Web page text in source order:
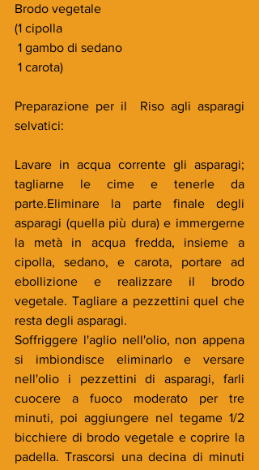
Brodo vegetale
(1 cipolla
1 gambo di sedano
1 carota)
Preparazione per il  Riso agli asparagi
selvatici:
Lavare in acqua corrente gli asparagi;
tagliarne le cime e tenerle da
parte.Eliminare la parte finale degli
asparagi (quella più dura) e immergerne
la metà in acqua fredda, insieme a
cipolla, sedano, e carota, portare ad
ebollizione e realizzare il brodo
vegetale. Tagliare a pezzettini quel che
resta degli asparagi.
Soffriggere l'aglio nell'olio, non appena
si imbiondisce eliminarlo e versare
nell'olio i pezzettini di asparagi, farli
cuocere a fuoco moderato per tre
minuti, poi aggiungere nel tegame 1/2
bicchiere di brodo vegetale e coprire la
padella. Trascorsi una decina di minuti